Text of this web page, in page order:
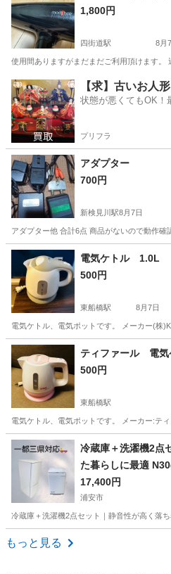
1,800円
四街道駅 8月
使用間ありますがまだまだご利用頂けます。
千葉 四街道市 四街道駅 美容家電
【求】古いお人
状態が悪くてもOK！
プリフラ
アダプター
700円
新検見川駅8月7日
アダプター他 合計6点 商品がないので動作
千葉 千葉市 新検見川駅
電気ケトル 1.0L
500円
東船橋駅 8月7日
電気ケトル、電気ポットです。 メーカー(株
千葉 船橋市 キッチン
ティファール 電気
500円
東船橋駅
電気ケトル、電気ポットです。 メーカー:テ
千葉 船橋市 東船橋駅 キッチン
冷蔵庫＋洗濯機2点
た暮らしに最適
17,400円
浦安市
冷蔵庫＋洗濯機2点セット｜静音性が高く落
千葉 浦安市
もっと見る